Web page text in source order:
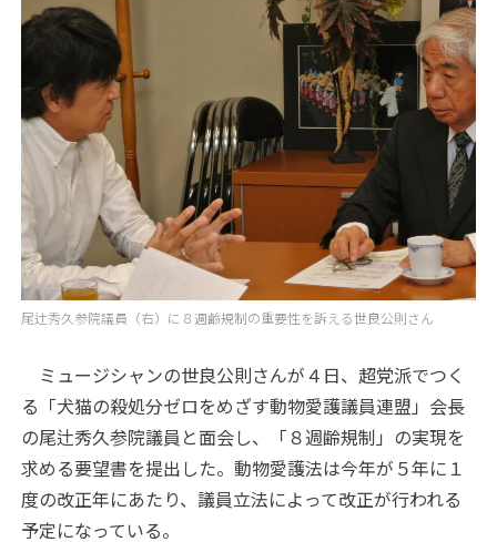
尾辻秀久参院議員（右）に８週齢規制の重要性を訴える世良公則さん
ミュージシャンの世良公則さんが４日、超党派でつく
る「犬猫の殺処分ゼロをめざす動物愛護議員連盟」会長
の尾辻秀久参院議員と面会し、「８週齢規制」の実現を
求める要望書を提出した。動物愛護法は今年が５年に１
度の改正年にあたり、議員立法によって改正が行われる
予定になっている。